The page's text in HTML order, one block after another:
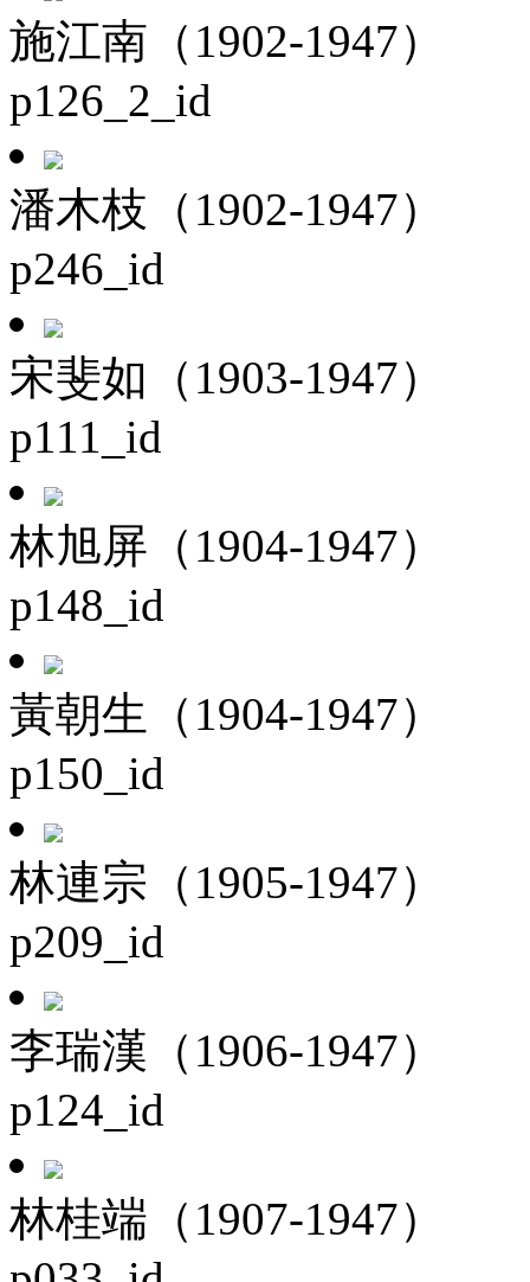
施江南（1902-1947）
p126_2_id
潘木枝（1902-1947）
p246_id
宋斐如（1903-1947）
p111_id
林旭屏（1904-1947）
p148_id
黃朝生（1904-1947）
p150_id
林連宗（1905-1947）
p209_id
李瑞漢（1906-1947）
p124_id
林桂端（1907-1947）